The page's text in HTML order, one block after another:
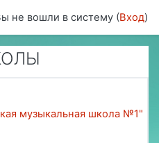
не вошли в систему (Вход)
музыкальная школа №1"